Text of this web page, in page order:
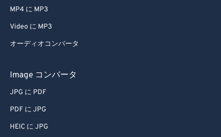
MP4 に MP3
Video に MP3
オーディオコンバータ
Image コンバータ
JPG に PDF
PDF に JPG
HEIC に JPG